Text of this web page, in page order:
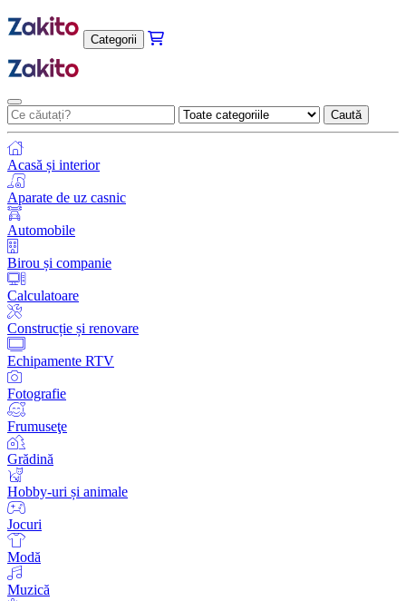
Categorii
Caută
Acasă și interior
Aparate de uz casnic
Automobile
Birou și companie
Calculatoare
Construcție și renovare
Echipamente RTV
Fotografie
Frumuseţe
Grădină
Hobby-uri și animale
Jocuri
Modă
Muzică